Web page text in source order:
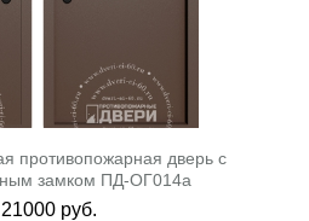
противопожарная дверь с
замком ПД-ОГ014a
21000 руб.